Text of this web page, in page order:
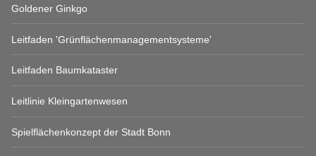
Goldener Ginkgo
Leitfaden 'Grünflächenmanagementsysteme'
Leitfaden Baumkataster
Leitlinie Kleingartenwesen
Spielflächenkonzept der Stadt Bonn